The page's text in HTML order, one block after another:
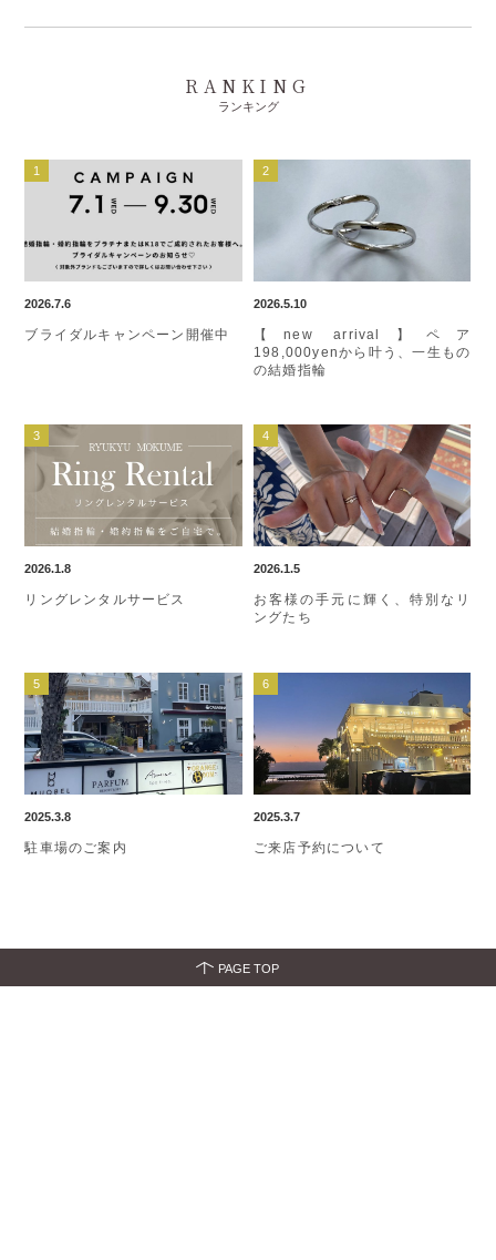
RANKING
ランキング
2026.7.6
ブライダルキャンペーン開催中
2026.5.10
【new arrival】ペア
198,000yenから叶う、一生もの
の結婚指輪
2026.1.8
リングレンタルサービス
2026.1.5
お客様の手元に輝く、特別なリ
ングたち
2025.3.8
駐車場のご案内
2025.3.7
ご来店予約について
PAGE TOP